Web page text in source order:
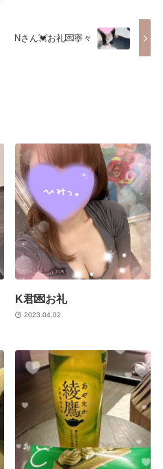
Nさん💓お礼💌寧々
K君💌お礼
2023.04.02